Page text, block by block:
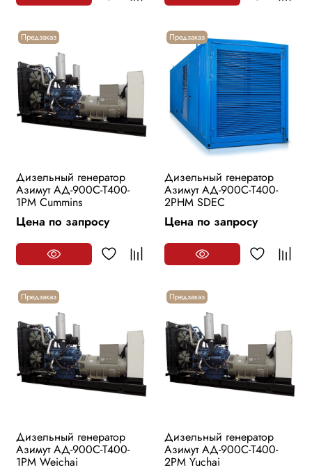
Предзаказ
Дизельный генератор
Азимут АД-900С-Т400-
1РМ Cummins
Цена по запросу
Предзаказ
Дизельный генератор
Азимут АД-900С-Т400-
2РHМ SDEC
Цена по запросу
Предзаказ
Дизельный генератор
Азимут АД-900С-Т400-
1РМ Weichai
Предзаказ
Дизельный генератор
Азимут АД-900С-Т400-
2РМ Yuchai